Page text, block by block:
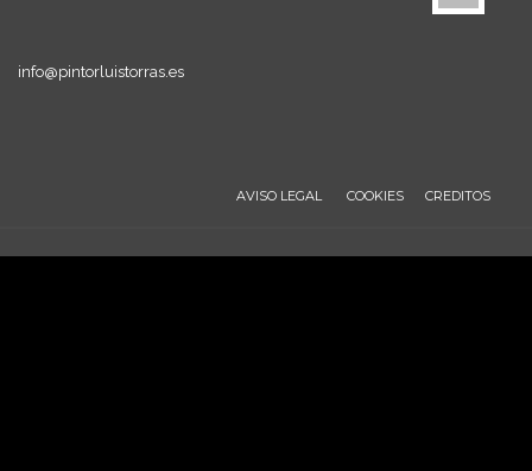
info@pintorluistorras.es
AVISO LEGAL COOKIES CREDITOS